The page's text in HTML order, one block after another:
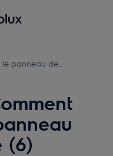
le panneau de
(6)